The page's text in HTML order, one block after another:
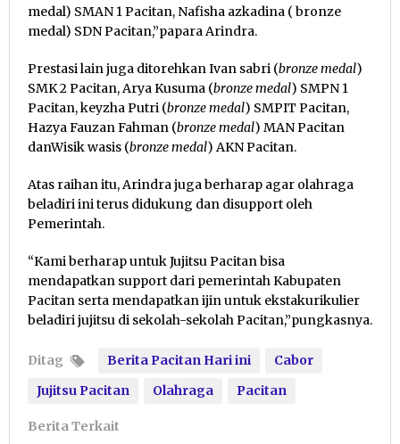
medal) SMAN 1 Pacitan, Nafisha azkadina ( bronze
medal) SDN Pacitan,”papara Arindra.
Prestasi lain juga ditorehkan Ivan sabri (bronze medal)
SMK 2 Pacitan, Arya Kusuma (bronze medal) SMPN 1
Pacitan, keyzha Putri (bronze medal) SMPIT Pacitan,
Hazya Fauzan Fahman (bronze medal) MAN Pacitan
danWisik wasis (bronze medal) AKN Pacitan.
Atas raihan itu, Arindra juga berharap agar olahraga
beladiri ini terus didukung dan disupport oleh
Pemerintah.
“Kami berharap untuk Jujitsu Pacitan bisa
mendapatkan support dari pemerintah Kabupaten
Pacitan serta mendapatkan ijin untuk ekstakurikulier
beladiri jujitsu di sekolah-sekolah Pacitan,”pungkasnya.
Ditag Berita Pacitan Hari ini
Cabor
Jujitsu Pacitan
Olahraga Pacitan
Berita Terkait